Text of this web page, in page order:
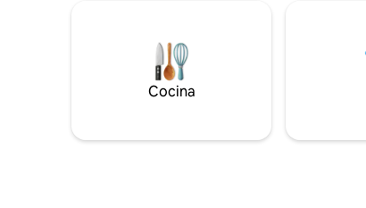
restaurantes y playas de clase mundial
cercanas. Con una cama tamaño queen
y un sofá cama, es perfecto para parejas
o familias. Reserva hoy tu pedacito de
Cocina